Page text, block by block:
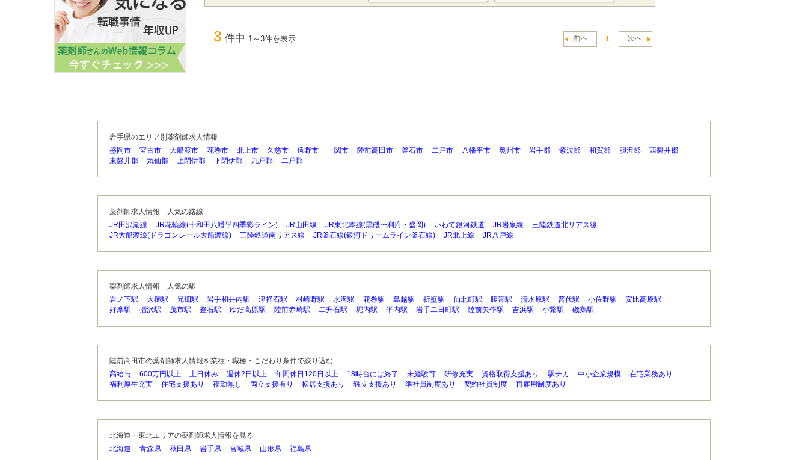
3 件中 1～3件を表示 前へ 1 次へ
岩手県のエリア別薬剤師求人情報
盛岡市
宮古市 大船渡市 花巻市 北上市 久慈市 遠野市 一関市 陸前高田市 釜石市 二戸市 八幡平市 奥州市 岩手郡 紫波郡 和賀郡 胆沢郡
西磐井郡
東磐井郡
気仙郡 上閉伊郡 下閉伊郡 九戸郡 二戸郡
薬剤師求人情報 人気の路線
JR田沢湖線
JR花輪線(十和田八幡平四季彩ライン) JR山田線 JR東北本線(黒磯〜利府・盛岡) いわて銀河鉄道 JR岩泉線
三陸鉄道北リアス線
JR大船渡線(ドラゴンレール大船渡線)
三陸鉄道南リアス線 JR釜石線(銀河ドリームライン釜石線) JR北上線 JR八戸線
薬剤師求人情報 人気の駅
岩ノ下駅
大槌駅 兄畑駅 岩手和井内駅 津軽石駅 村崎野駅 水沢駅 花巻駅 島越駅 折壁駅 仙北町駅 腹帯駅 清水原駅 普代駅 小佐野駅
安比高原駅
好摩駅
摺沢駅 茂市駅 釜石駅 ゆだ高原駅 陸前赤崎駅 二升石駅 堀内駅 平内駅 岩手二日町駅 陸前矢作駅 吉浜駅 小繋駅 磯鶏駅
陸前高田市の薬剤師求人情報を業種・職種・こだわり条件で絞り込む
高給与
600万円以上 土日休み 週休2日以上 年間休日120日以上 18時台には終了 未経験可 研修充実 資格取得支援あり 駅チカ 中小企業規模
在宅業務あり
福利厚生充実
住宅支援あり 夜勤無し 両立支援有り 転居支援あり 独立支援あり 準社員制度あり 契約社員制度 再雇用制度あり
北海道・東北エリアの薬剤師求人情報を見る
北海道
青森県 秋田県 岩手県 宮城県 山形県 福島県